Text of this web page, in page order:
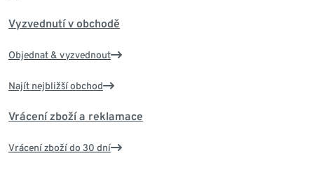
Vyzvednutí v obchodě
Objednat & vyzvednout
Najít nejbližší obchod
Vrácení zboží a reklamace
Vrácení zboží do 30 dní